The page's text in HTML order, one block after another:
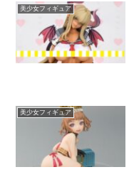
美少女フィギュア
美少女フィギュア